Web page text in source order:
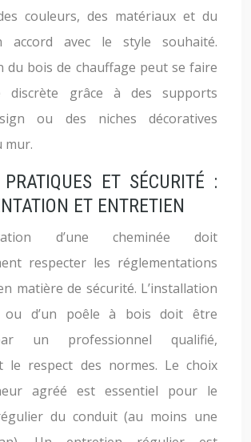
couleurs, des matériaux et du
accord avec le style souhaité.
du bois de chauffage peut se faire
discrète grâce à des supports
ou des niches décoratives
mur.
ET SÉCURITÉ :
ET ENTRETIEN
d’une cheminée doit
respecter les réglementations
matière de sécurité. L’installation
ou d’un poêle à bois doit être
un professionnel qualifié,
le respect des normes. Le choix
agréé est essentiel pour le
du conduit (au moins une